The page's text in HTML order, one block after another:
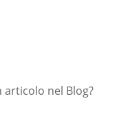
nel Blog?